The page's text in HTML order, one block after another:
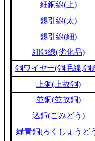
細銅線(上)
錫引線(太)
錫引線(細)
細銅線(劣化品)
銅ワイヤー(銅毛線,銅
上銅(上故銅)
並銅(並故銅)
込銅(こみどう)
緑青銅(ろくしょうど